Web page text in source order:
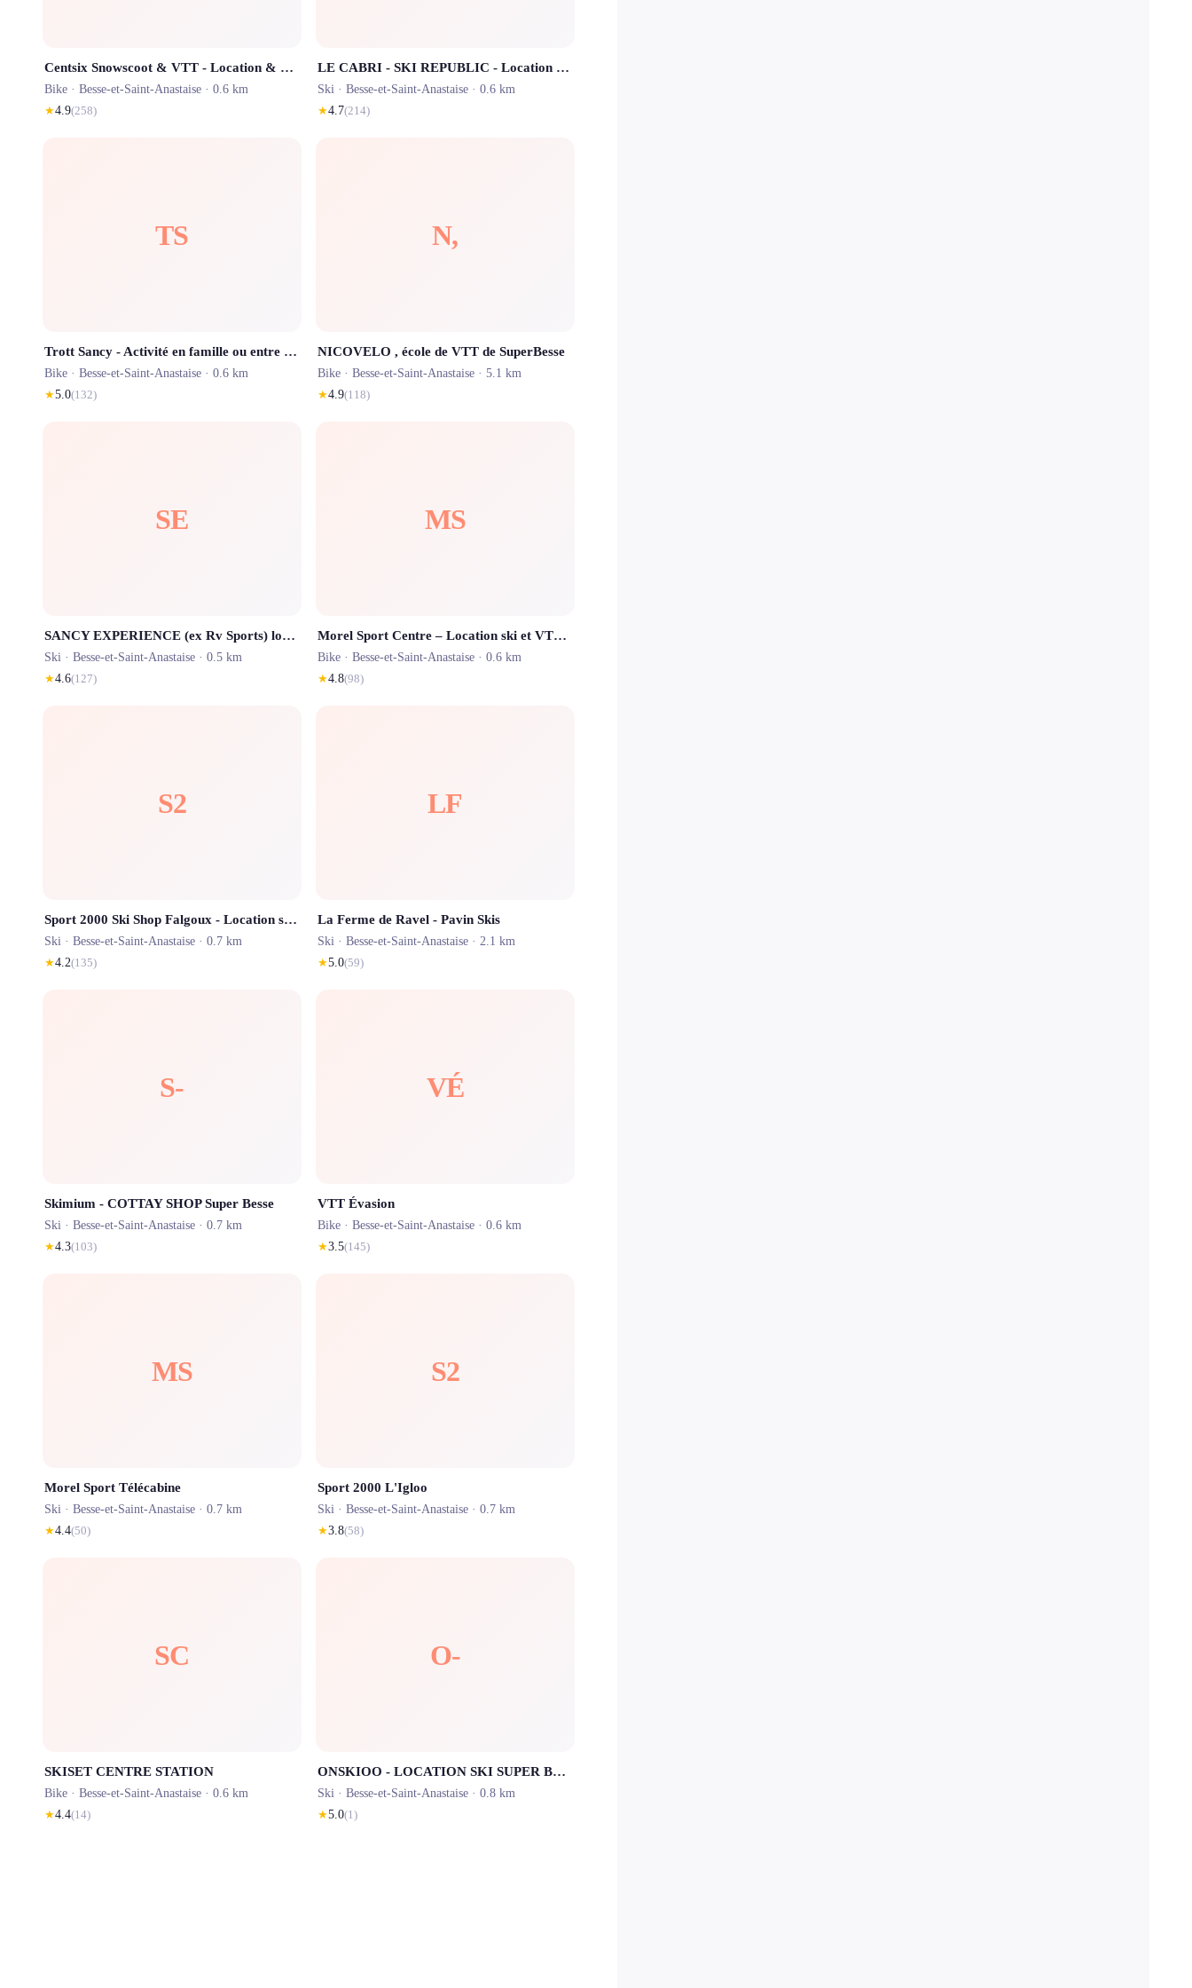
Centsix Snowscoot & VTT - Location & Vente
Bike · Besse-et-Saint-Anastaise · 0.6 km
★4.9(258)
LE CABRI - SKI REPUBLIC - Location de skis Super-Besse
Ski · Besse-et-Saint-Anastaise · 0.6 km
★4.7(214)
TS
Trott Sancy - Activité en famille ou entre amis
Bike · Besse-et-Saint-Anastaise · 0.6 km
★5.0(132)
N,
NICOVELO , école de VTT de SuperBesse
Bike · Besse-et-Saint-Anastaise · 5.1 km
★4.9(118)
SE
SANCY EXPERIENCE (ex Rv Sports) location ski Super Besse
Ski · Besse-et-Saint-Anastaise · 0.5 km
★4.6(127)
MS
Morel Sport Centre – Location ski et VTT Super Besse
Bike · Besse-et-Saint-Anastaise · 0.6 km
★4.8(98)
S2
Sport 2000 Ski Shop Falgoux - Location ski Super Besse
Ski · Besse-et-Saint-Anastaise · 0.7 km
★4.2(135)
LF
La Ferme de Ravel - Pavin Skis
Ski · Besse-et-Saint-Anastaise · 2.1 km
★5.0(59)
S-
Skimium - COTTAY SHOP Super Besse
Ski · Besse-et-Saint-Anastaise · 0.7 km
★4.3(103)
VÉ
VTT Évasion
Bike · Besse-et-Saint-Anastaise · 0.6 km
★3.5(145)
MS
Morel Sport Télécabine
Ski · Besse-et-Saint-Anastaise · 0.7 km
★4.4(50)
S2
Sport 2000 L'Igloo
Ski · Besse-et-Saint-Anastaise · 0.7 km
★3.8(58)
SC
SKISET CENTRE STATION
Bike · Besse-et-Saint-Anastaise · 0.6 km
★4.4(14)
O-
ONSKIOO - LOCATION SKI SUPER BESSE
Ski · Besse-et-Saint-Anastaise · 0.8 km
★5.0(1)